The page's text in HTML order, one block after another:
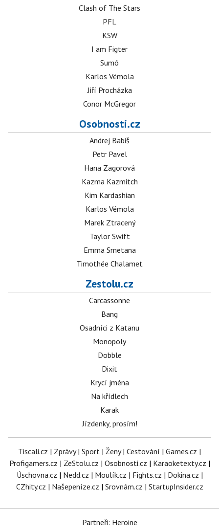
Clash of The Stars
PFL
KSW
I am Figter
Sumó
Karlos Vémola
Jiří Procházka
Conor McGregor
Osobnosti.cz
Andrej Babiš
Petr Pavel
Hana Zagorová
Kazma Kazmitch
Kim Kardashian
Karlos Vémola
Marek Ztracený
Taylor Swift
Emma Smetana
Timothée Chalamet
Zestolu.cz
Carcassonne
Bang
Osadníci z Katanu
Monopoly
Dobble
Dixit
Krycí jména
Na křídlech
Karak
Jízdenky, prosím!
Tiscali.cz | Zprávy| Sport | Ženy| Cestování | Games.cz |
Profigamers.cz | ZeStolu.cz | Osobnosti.cz | Karaoketexty.cz |
Úschovna.cz | Nedd.cz | Moulík.cz | Fights.cz | Dokina.cz |
CZhity.cz | Našepeníze.cz | Srovnám.cz | StartupInsider.cz
Partneři: Heroine